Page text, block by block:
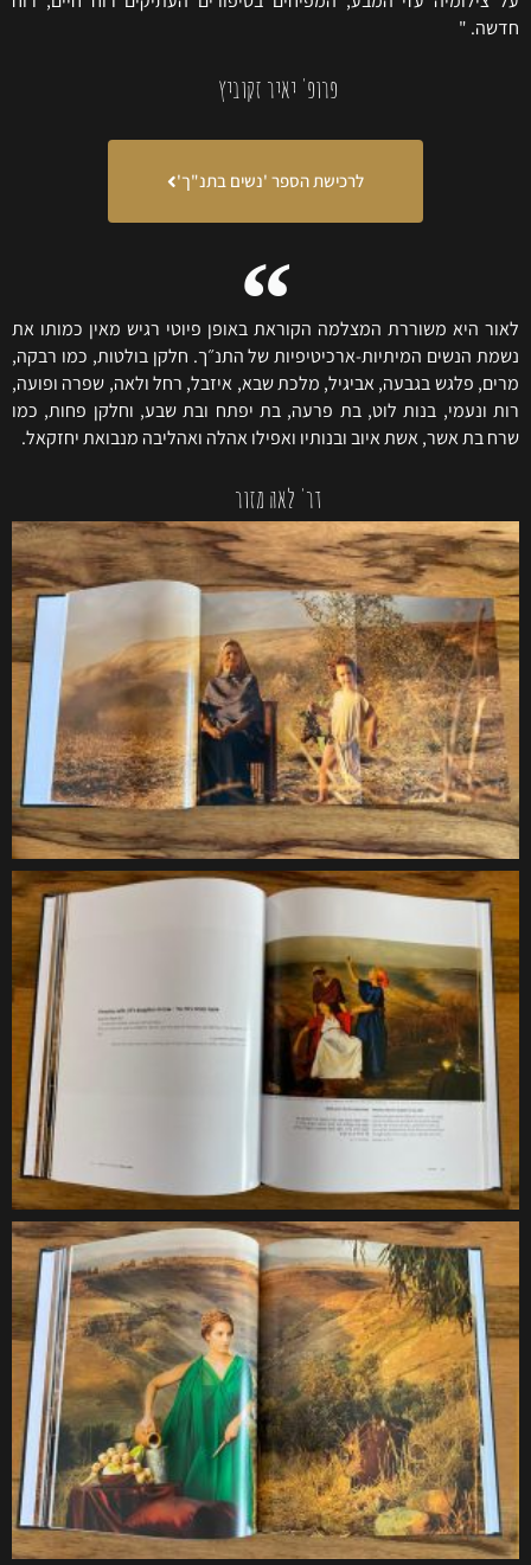
חדשה. "
פרופ' יאיר זקוביץ
לרכישת הספר 'נשים בתנ"ך'
לאור היא משוררת המצלמה הקוראת באופן פיוטי רגיש מאין כמותו את
נשמת הנשים המיתיות-ארכיטיפיות של התנ״ך. חלקן בולטות, כמו רבקה,
מרים, פלגש בגבעה, אביגיל, מלכת שבא, איזבל, רחל ולאה, שפרה ופועה,
רות ונעמי, בנות לוט, בת פרעה, בת יפתח ובת שבע, וחלקן פחות, כמו
שרח בת אשר, אשת איוב ובנותיו ואפילו אהלה ואהליבה מנבואת יחזקאל.
דר' לאה מזור